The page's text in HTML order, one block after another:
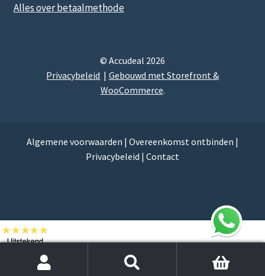
Alles over betaalmethode
© Accudeal 2026
Privacybeleid
Gebouwd met Storefront &
WooCommerce.
Algemene voorwaarden | Overeenkomst ontbinden |
Privacybeleid | Contact